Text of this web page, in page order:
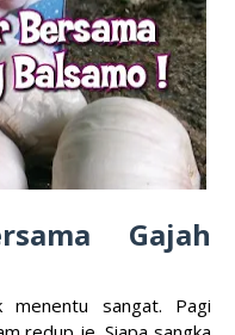
Gajah
sangat. Pagi